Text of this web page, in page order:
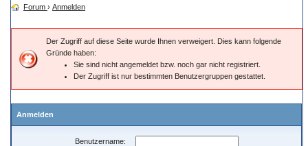
Forum › Anmelden
Der Zugriff auf diese Seite wurde Ihnen verweigert. Dies kann folgende
Gründe haben:
Sie sind nicht angemeldet bzw. noch gar nicht registriert.
Der Zugriff ist nur bestimmten Benutzergruppen gestattet.
Anmelden
Benutzername: